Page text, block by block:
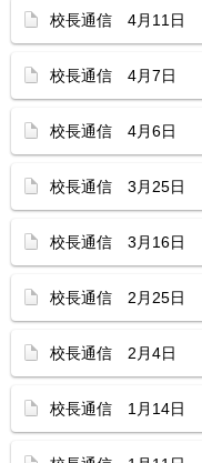
校長通信 4月11日
校長通信 4月7日
校長通信 4月6日
校長通信 3月25日
校長通信 3月16日
校長通信 2月25日
校長通信 2月4日
校長通信 1月14日